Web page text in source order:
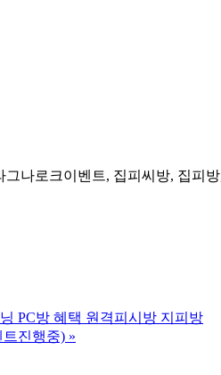
나로크이벤트, 집피씨방, 집피
PC방 혜택 원격피시방 지피방
트진행중) »